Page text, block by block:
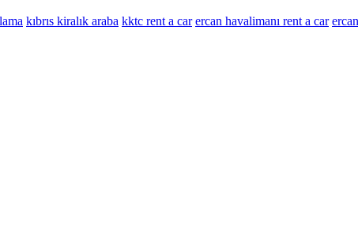
kıbrıs kiralık araba kktc rent a car ercan havalimanı rent a car